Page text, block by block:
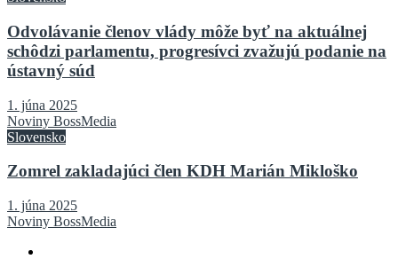
Odvolávanie členov vlády môže byť na aktuálnej
schôdzi parlamentu, progresívci zvažujú podanie na
ústavný súd
1. júna 2025
Noviny BossMedia
Slovensko
Zomrel zakladajúci člen KDH Marián Mikloško
1. júna 2025
Noviny BossMedia